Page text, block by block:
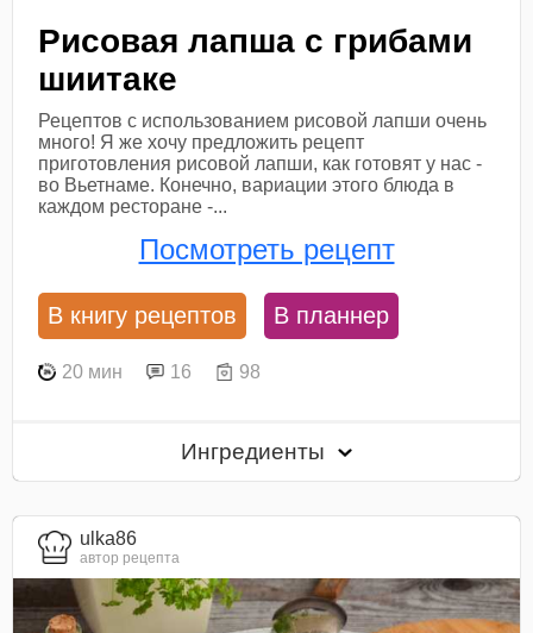
Рисовая лапша с грибами
шиитаке
Рецептов с использованием рисовой лапши очень
много! Я же хочу предложить рецепт
приготовления рисовой лапши, как готовят у нас -
во Вьетнаме. Конечно, вариации этого блюда в
каждом ресторане -...
Посмотреть рецепт
В книгу рецептов В планнер
20 мин 16 98
Ингредиенты
ulka86
автор рецепта